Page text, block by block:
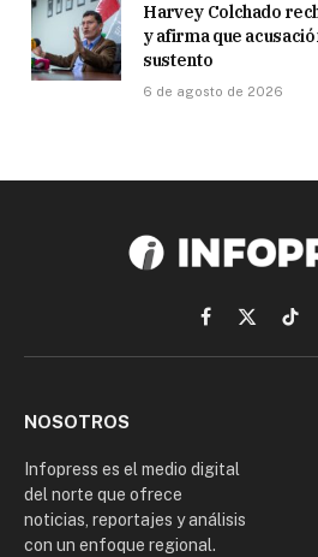
Harvey Colchado
y afirma que
sustento
6 de agosto de 2026
Facebook
X
(Twitter)
NOSOTROS
Infopress es el medio digital
del norte que ofrece
noticias, reportajes y análisis
con un enfoque regional.